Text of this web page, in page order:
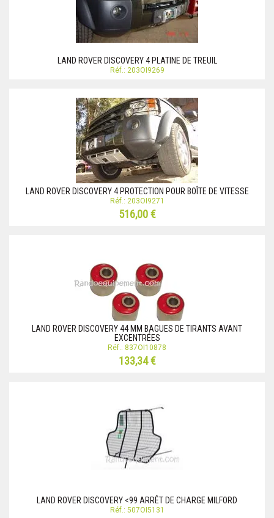
LAND ROVER DISCOVERY 4 PLATINE DE TREUIL
Réf.: 203OI9269
LAND ROVER DISCOVERY 4 PROTECTION POUR BOÎTE DE VITESSE
Réf.: 203OI9271
516,00 €
LAND ROVER DISCOVERY 44 MM BAGUES DE TIRANTS AVANT
EXCENTRÉES
Réf.: 837OI10878
133,34 €
LAND ROVER DISCOVERY <99 ARRÊT DE CHARGE MILFORD
Réf.: 507OI5131